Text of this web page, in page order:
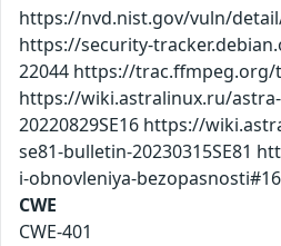
https://nvd.nist.gov/vuln/detail/
https://security-
22044 https://trac.ffmpeg.org/
https://wiki.astralinux.ru/
20220829SE16 https://
se81-bulletin-20230315SE81
i-obnovleniya-
CWE
CWE-401